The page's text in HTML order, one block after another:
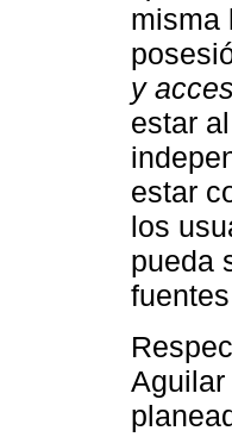
misma
y
estar
estar
los
pueda
Aguilar